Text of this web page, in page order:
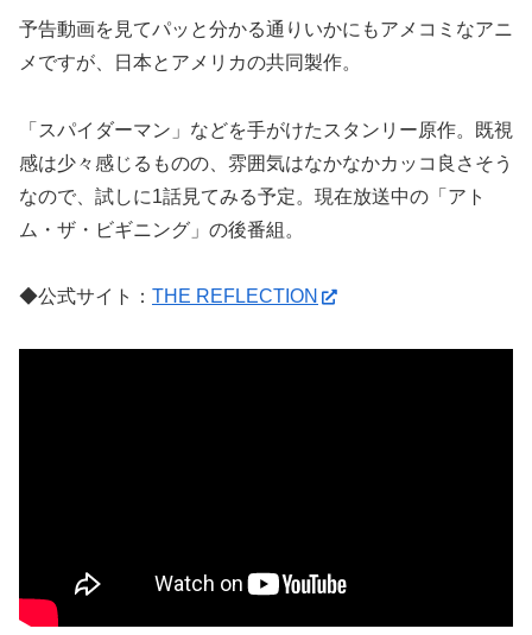
予告動画を見てパッと分かる通りいかにもアメコミなアニ
メですが、日本とアメリカの共同製作。
「スパイダーマン」などを手がけたスタンリー原作。既視
感は少々感じるものの、雰囲気はなかなかカッコ良さそう
なので、試しに1話見てみる予定。現在放送中の「アト
ム・ザ・ビギニング」の後番組。
◆公式サイト： THE REFLECTION